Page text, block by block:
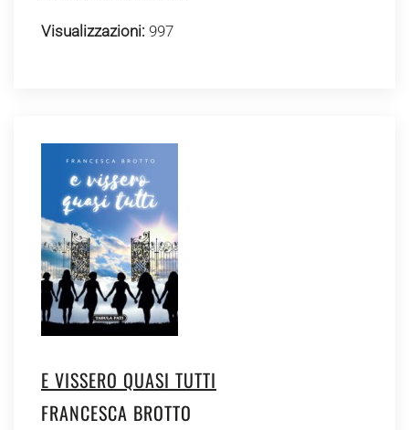
Visualizzazioni: 997
E VISSERO QUASI TUTTI
FRANCESCA BROTTO